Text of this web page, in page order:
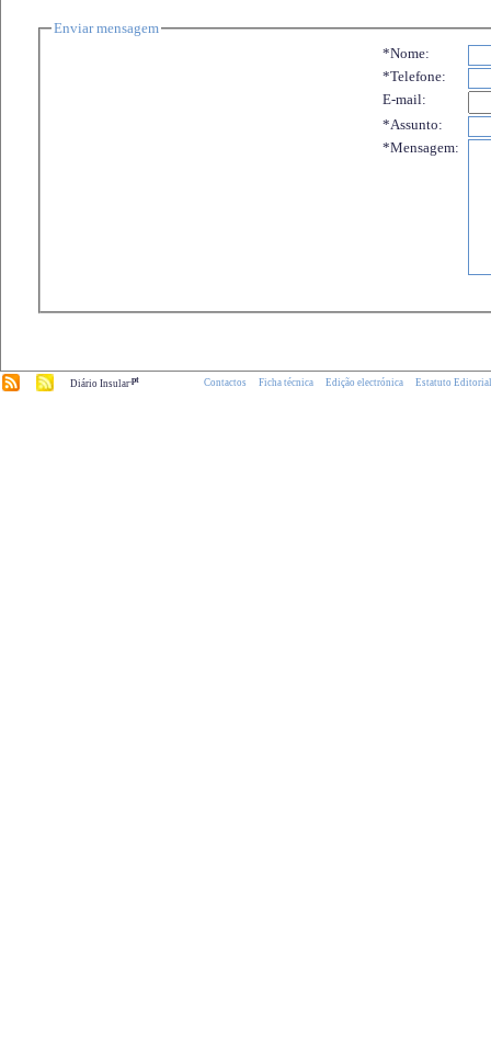
Enviar mensagem
*Nome:
*Telefone:
E-mail:
*Assunto:
*Mensagem:
Diário Insular.pt Contactos Ficha técnica Edição electrónica Estatuto Editorial